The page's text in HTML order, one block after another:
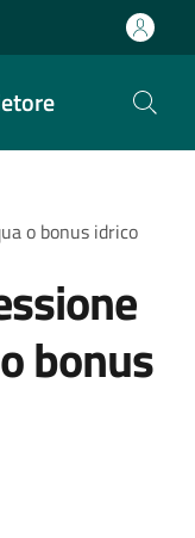
o bonus idrico
bonus